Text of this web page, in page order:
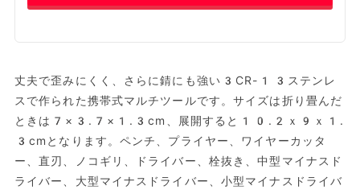
丈夫で歪みにくく、さらに錆にも強い3CR-13ステンレ
スで作られた携帯式マルチツールです。サイズは折り畳んだ
ときは7×3.7×1.3cm、展開すると10.2ｘ9ｘ1.
3cmとなります。ペンチ、プライヤー、ワイヤーカッタ
ー、直刃、ノコギリ、ドライバー、栓抜き、中型マイナスド
ライバー、大型マイナスドライバー、小型マイナスドライバ